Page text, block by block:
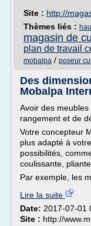
Site : http://
Thèmes liés :
magasin de
plan de travail
mobalpa / poseur
Des
Mobalpa
Avoir des
rangement et de
Votre concepteur
plus adapté à
possibilités,
coulissante,
Par exemple, les
Lire la suite
Date: 2017-07-01
Site : http://